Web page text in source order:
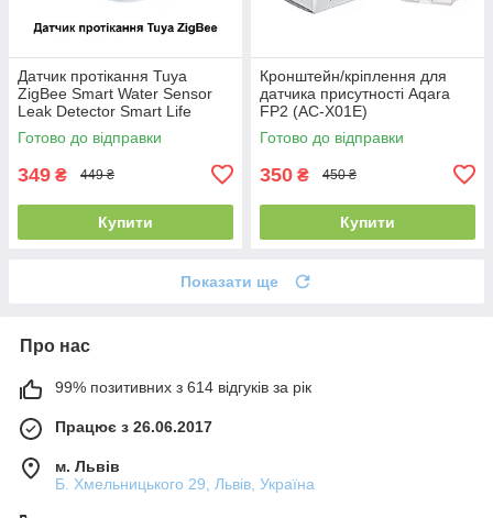
Датчик протікання Tuya
ZigBee Smart Water Sensor
Leak Detector Smart Life
Готово до відправки
349 ₴ 449 ₴
Купити
Кронштейн/кріплення для
датчика присутності Aqara
FP2 (AC-X01E)
Готово до відправки
350 ₴ 450 ₴
Купити
Показати ще
Про нас
99% позитивних з 614 відгуків за рік
Працює з 26.06.2017
м. Львів
Б. Хмельницького 29, Львів, Україна